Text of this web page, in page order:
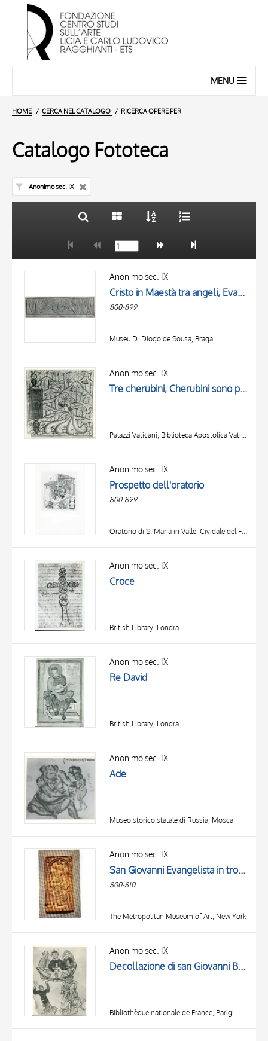
MENU
HOME CERCA NEL CATALOGO RICERCA OPERE PER
Catalogo Fototeca
Anonimo sec. IX
AUTORE
LOCALIZZAZIONE
Anonimo sec. IX
Cristo in Maestà tra angeli, Evangelisti
800-899
Museu D. Diogo de Sousa, Braga
Anonimo sec. IX
Tre cherubini, Cherubini sono posti come guardiani all'ingresso del Paradiso terrestre
Palazzi Vaticani, Biblioteca Apostolica Vaticana, Città del Vaticano
Anonimo sec. IX
Prospetto dell'oratorio
800-899
Oratorio di S. Maria in Valle, Cividale del Friuli
Anonimo sec. IX
Croce
British Library, Londra
Anonimo sec. IX
Re David
British Library, Londra
Anonimo sec. IX
Ade
Museo storico statale di Russia, Mosca
Anonimo sec. IX
San Giovanni Evangelista in trono, Simbolo di san Giovanni Evangelista: aquila
800-810
The Metropolitan Museum of Art, New York
Anonimo sec. IX
Decollazione di san Giovanni Battista
Bibliothèque nationale de France, Parigi